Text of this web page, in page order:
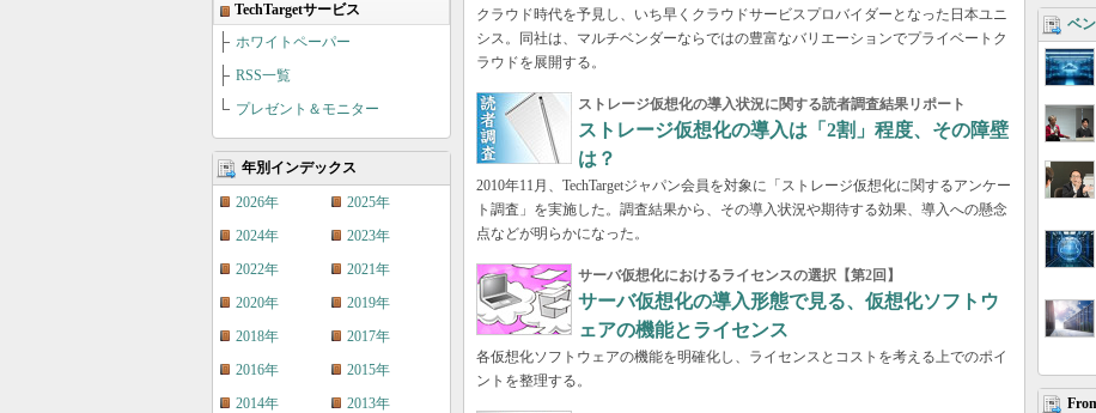
TechTargetサービス
ホワイトペーパー
RSS一覧
プレゼント＆モニター
年別インデックス
2026年
2025年
2024年
2023年
2022年
2021年
2020年
2019年
2018年
2017年
2016年
2015年
2014年
2013年
クラウド時代を予見し、いち早くクラウドサービスプロバイダーとなった日本ユニ
シス。同社は、マルチベンダーならではの豊富なバリエーションでプライベートク
ラウドを展開する。
ストレージ仮想化の導入状況に関する読者調査結果リポート
ストレージ仮想化の導入は「2割」程度、その障壁
は？
2010年11月、TechTargetジャパン会員を対象に「ストレージ仮想化に関するアンケー
ト調査」を実施した。調査結果から、その導入状況や期待する効果、導入への懸念
点などが明らかになった。
サーバ仮想化におけるライセンスの選択【第2回】
サーバ仮想化の導入形態で見る、仮想化ソフトウ
ェアの機能とライセンス
各仮想化ソフトウェアの機能を明確化し、ライセンスとコストを考える上でのポイ
ントを整理する。
ベ